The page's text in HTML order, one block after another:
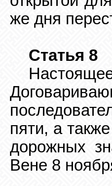
же дня
Статья 8
пяти, а
дорожных
Вене 8